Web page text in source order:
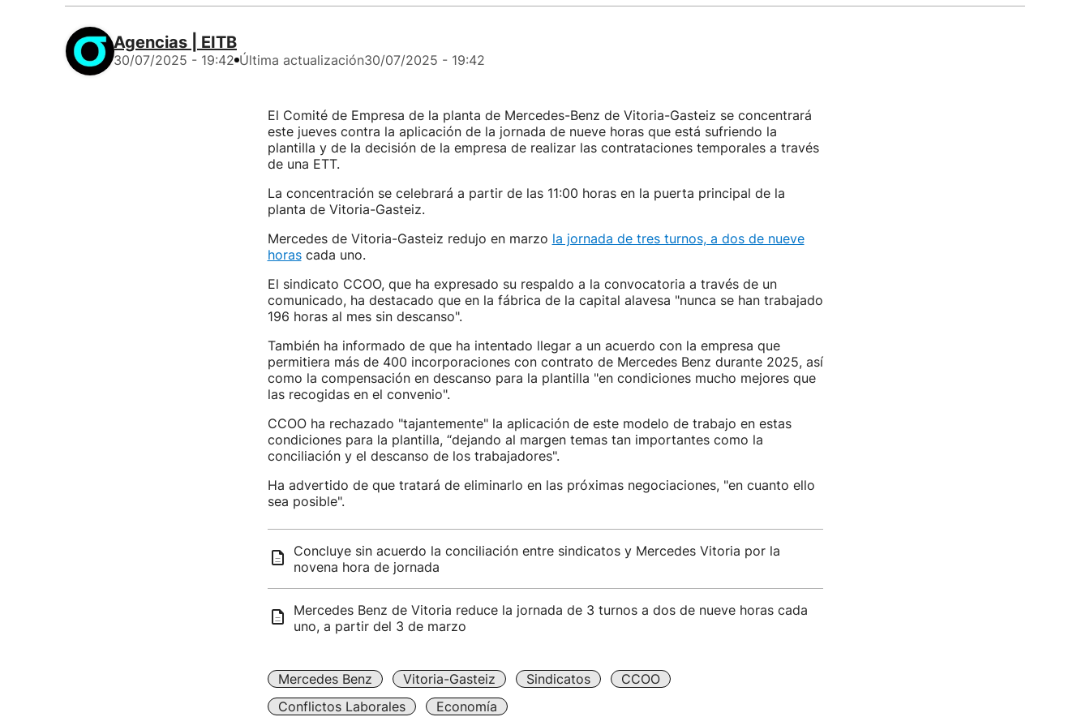
Agencias | EITB
30/07/2025 - 19:42 Última actualización30/07/2025 - 19:42
El Comité de Empresa de la planta de Mercedes-Benz de Vitoria-Gasteiz se concentrará
este jueves contra la aplicación de la jornada de nueve horas que está sufriendo la
plantilla y de la decisión de la empresa de realizar las contrataciones temporales a través
de una ETT.
La concentración se celebrará a partir de las 11:00 horas en la puerta principal de la
planta de Vitoria-Gasteiz.
Mercedes de Vitoria-Gasteiz redujo en marzo la jornada de tres turnos, a dos de nueve
horascada uno.
El sindicato CCOO, que ha expresado su respaldo a la convocatoria a través de un
comunicado, ha destacado que en la fábrica de la capital alavesa "nunca se han trabajado
196 horas al mes sin descanso".
También ha informado de que ha intentado llegar a un acuerdo con la empresa que
permitiera más de 400 incorporaciones con contrato de Mercedes Benz durante 2025, así
como la compensación en descanso para la plantilla "en condiciones mucho mejores que
las recogidas en el convenio".
CCOO ha rechazado "tajantemente" la aplicación de este modelo de trabajo en estas
condiciones para la plantilla, “dejando al margen temas tan importantes como la
conciliación y el descanso de los trabajadores".
Ha advertido de que tratará de eliminarlo en las próximas negociaciones, "en cuanto ello
sea posible".
Concluye sin acuerdo la conciliación entre sindicatos y Mercedes Vitoria por la
novena hora de jornada
Mercedes Benz de Vitoria reduce la jornada de 3 turnos a dos de nueve horas cada
uno, a partir del 3 de marzo
Mercedes Benz Vitoria-Gasteiz Sindicatos
CCOO
Conflictos Laborales
Economía